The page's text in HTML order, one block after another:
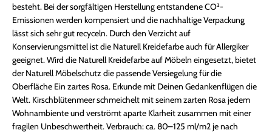
besteht. Bei der sorgfältigen Herstellung entstandene CO²-
Emissionen werden kompensiert und die nachhaltige Verpackung
lässt sich sehr gut recyceln. Durch den Verzicht auf
Konservierungsmittel ist die Naturell Kreidefarbe auch für Allergiker
geeignet. Wird die Naturell Kreidefarbe auf Möbeln eingesetzt, bietet
der Naturell Möbelschutz die passende Versiegelung für die
Oberfläche Ein zartes Rosa. Erkunde mit Deinen Gedankenflügen die
Welt. Kirschblütenmeer schmeichelt mit seinem zarten Rosa jedem
Wohnambiente und verströmt aparte Klarheit zusammen mit einer
fragilen Unbeschwertheit. Verbrauch: ca. 80–125 ml/m2 je nach